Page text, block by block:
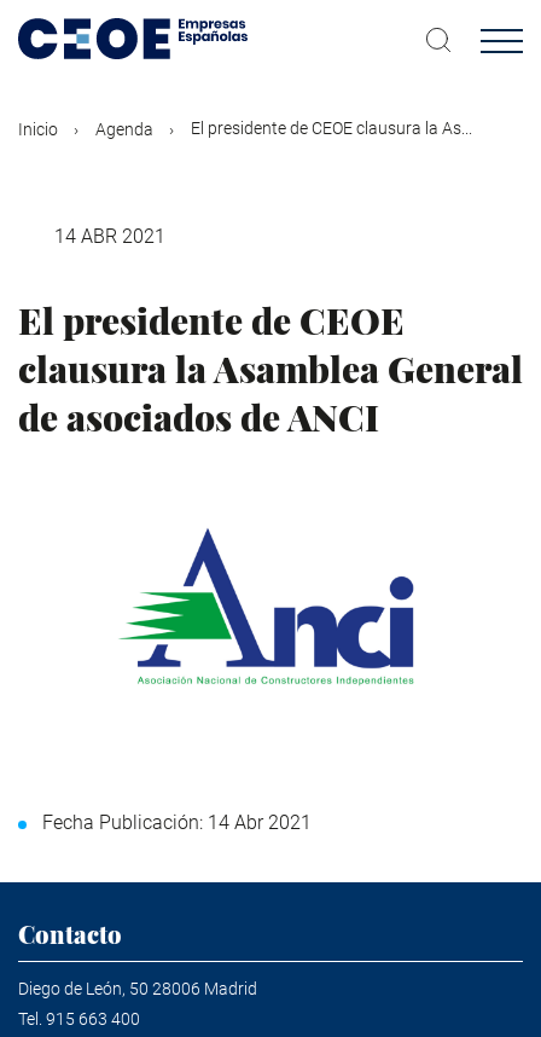
contenido
Inicio Agenda El presidente de CEOE clausura la As...
14 ABR 2021
El presidente de CEOE
clausura la Asamblea General
de asociados de ANCI
Fecha Publicación: 14 Abr 2021
Contacto
Diego de León, 50 28006 Madrid
Tel. 915 663 400